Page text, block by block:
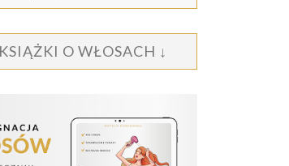
O WŁOSACH ↓